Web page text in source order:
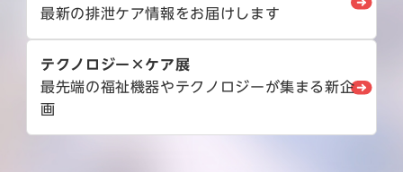
最新の排泄ケア情報をお届けします
テクノロジー×ケア展
最先端の福祉機器やテクノロジーが集まる新企
画